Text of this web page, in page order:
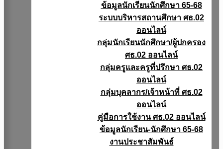
ข้อมูลนักเรียนนักศึกษา 65-68
ระบบบริหารสถานศึกษา ศธ.02
ออนไลน์
กลุ่มนักเรียนนักศึกษา/ผู้ปกครอง
ศธ.02 ออนไลน์
กลุ่มครูและครูที่ปรึกษา ศธ.02
ออนไลน์
กลุ่มบุคลากร/เจ้าหน้าที่ ศธ.02
ออนไลน์
คู่มือการใช้งาน ศธ.02 ออนไลน์
ข้อมูลนักเรียน-นักศึกษา 65-68
งานประชาสัมพันธ์